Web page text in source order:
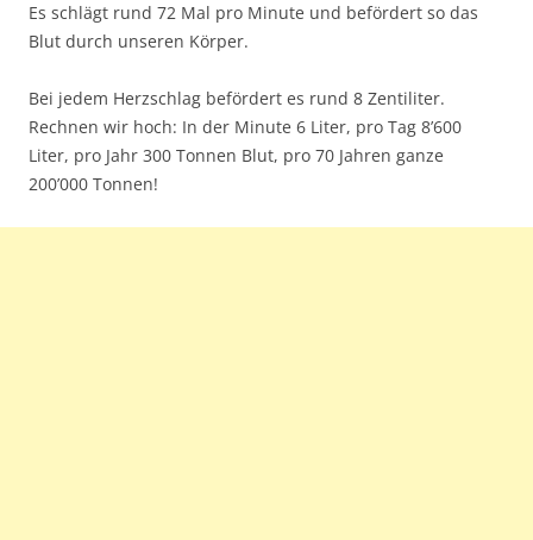
Es schlägt rund 72 Mal pro Minute und befördert so das
Blut durch unseren Körper.
Bei jedem Herzschlag befördert es rund 8 Zentiliter.
Rechnen wir hoch: In der Minute 6 Liter, pro Tag 8’600
Liter, pro Jahr 300 Tonnen Blut, pro 70 Jahren ganze
200’000 Tonnen!